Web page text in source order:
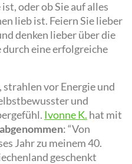
oder ob Sie auf alles
lieb ist. Feiern Sie lieber
denken lieber über die
durch eine erfolgreiche
strahlen vor Energie und
und
Ivonne K. hat mit
: “Von
Jahr zu meinem 40.
geschenkt